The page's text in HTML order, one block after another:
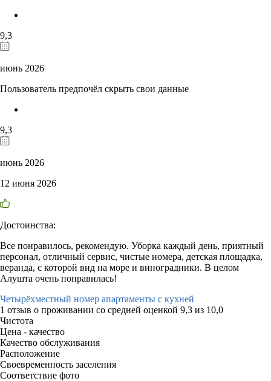
9,3
июнь 2026
Пользователь предпочёл скрыть свои данные
9,3
июнь 2026
12 июня 2026
Достоинства:
Все понравилось, рекомендую. Уборка каждый день, приятный
персонал, отличный сервис, чистые номера, детская площадка,
веранда, с которой вид на море и виноградники. В целом
Алушта очень понравилась!
Четырёхместный номер апартаменты с кухней
1 отзыв о проживании со средней оценкой 9,3 из 10,0
Чистота
Цена - качество
Качество обслуживания
Расположение
Своевременность заселения
Соответствие фото